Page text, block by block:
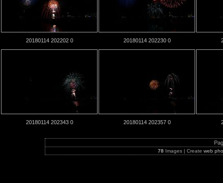
20180114 202202 0 20180114 202230 0
20180114 202343 0 20180114 202357 0
78Images | Create web